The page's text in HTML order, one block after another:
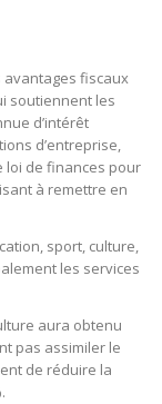
avantages fiscaux
soutiennent les
d’intérêt
d’entreprise,
loi de finances pour
à remettre en
sport, culture,
les services
aura obtenu
pas assimiler le
de réduire la